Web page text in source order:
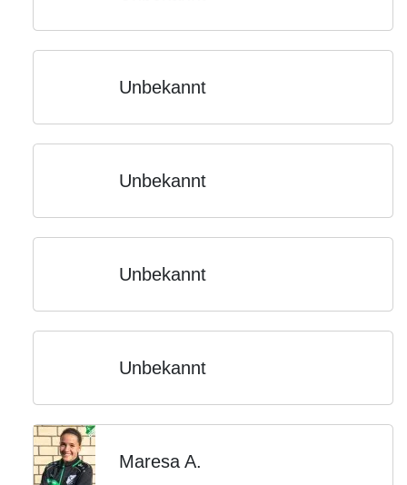
Unbekannt
Unbekannt
Unbekannt
Unbekannt
Maresa A.